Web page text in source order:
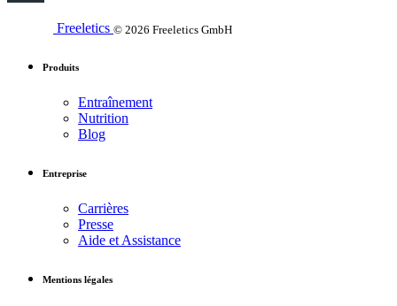
Freeletics © 2026 Freeletics GmbH
Produits
Entraînement
Nutrition
Blog
Entreprise
Carrières
Presse
Aide et Assistance
Mentions légales